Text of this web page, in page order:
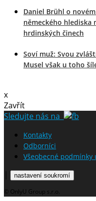
Daniel Brühl o
německého hlediska
hrdinských činech
Soví muž: Svou
Musel však u toho
x
Zavřít
Sledujte nás na
Kontakty
Odborníci
Všeobecné podmínky
| nastavení soukromí
© OnlyU Group s.r.o.